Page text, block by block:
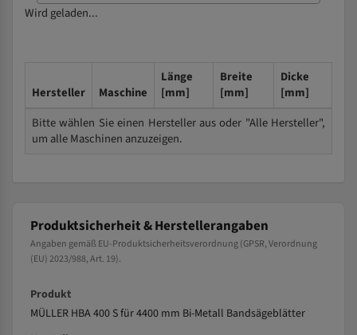
Wird geladen...
Hersteller Maschine
Länge
[mm]
Breite
[mm]
Dicke
[mm]
Bitte wählen Sie einen Hersteller aus oder "Alle Hersteller",
um alle Maschinen anzuzeigen.
Produktsicherheit & Herstellerangaben
Angaben gemäß EU-Produktsicherheitsverordnung (GPSR, Verordnung
(EU) 2023/988, Art. 19).
Produkt
MÜLLER HBA 400 S für 4400 mm Bi-Metall Bandsägeblätter